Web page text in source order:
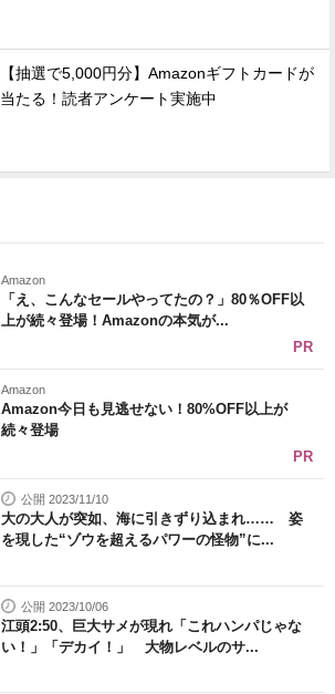
【抽選で5,000円分】Amazonギフトカードが
当たる！読者アンケート実施中
Amazon
「え、こんなセールやってたの？」80％OFF以
上が続々登場！Amazonの本気が...
PR
Amazon
Amazon今日も見逃せない！80%OFF以上が
続々登場
PR
公開 2023/11/10
大の大人が突如、海に引きずり込まれ…… 姿
を現した“ゾウを超えるパワーの怪物”に...
公開 2023/10/06
江頭2:50、巨大サメが現れ「これハンパじゃな
い！」「デカイ！」 大物レベルのサ...